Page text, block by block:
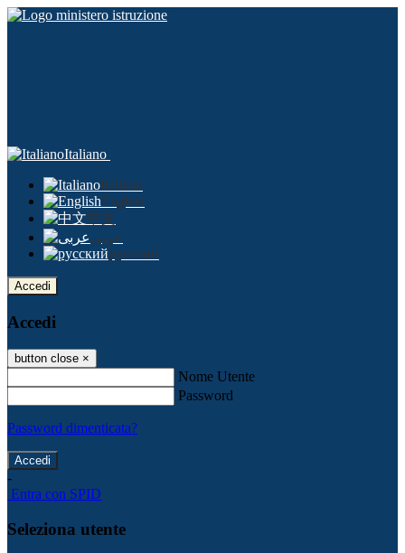
Italiano
Italiano
English
中文
عربى
русский
Accedi
Accedi
button close ×
Nome Utente
Password
Password dimenticata?
-
Entra con SPID
Seleziona utente